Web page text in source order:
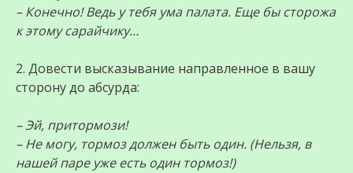
– Конечно! Ведь у тебя ума палата. Еще бы сторожа
к этому сарайчику…
2. Довести высказывание направленное в вашу
сторону до абсурда:
– Эй, притормози!
– Не могу, тормоз должен быть один. (Нельзя, в
нашей паре уже есть один тормоз!)